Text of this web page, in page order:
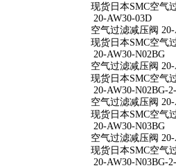
现货日本SMC空气
20-AW30-03D
空气过滤减压阀
现货日本SMC空气
20-AW30-N02BG
空气过滤减压阀
现货日本SMC空气
20-AW30-N02BG-
空气过滤减压阀
现货日本SMC空气
20-AW30-N03BG
空气过滤减压阀
现货日本SMC空气
20-AW30-N03BG-